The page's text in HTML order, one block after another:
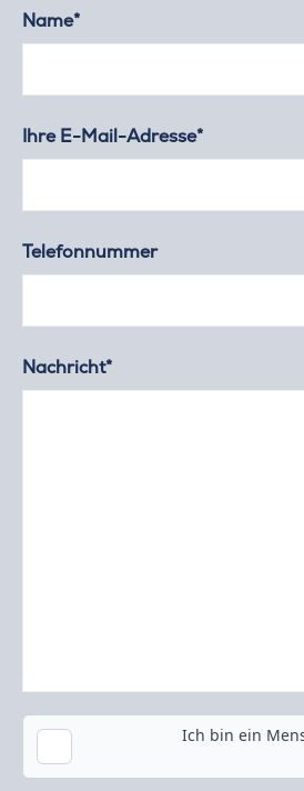
Name*
Ihre E-Mail-Adresse*
Telefonnummer
Nachricht*
Kopie an meine E-Mail-